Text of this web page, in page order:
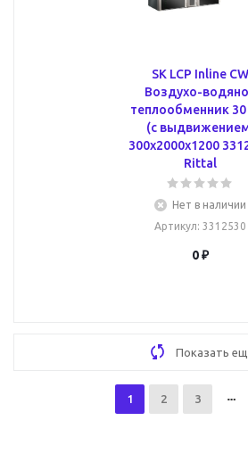
SK LCP Inline CW
Воздухо-
теплообменник 30
(с
300x2000x1200
Rittal
Нет в наличии
Артикул: 3312530
0 ₽
Показать
1 2 3